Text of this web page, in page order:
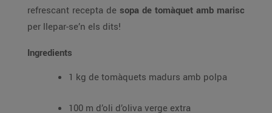
refrescant recepta de sopa de tomàquet amb marisc
per llepar-se’n els dits!
Ingredients
1 kg de tomàquets madurs amb polpa
100 m d’oli d’oliva verge extra